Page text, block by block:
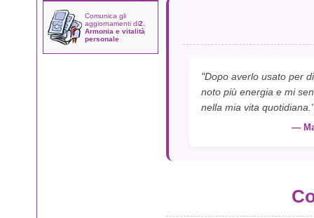
Comunica gli
aggiornamenti di2.
Armonia e vitalità
personale
"Dopo averlo usato per
noto più energia e mi
nella mia vita quotidiana."
—